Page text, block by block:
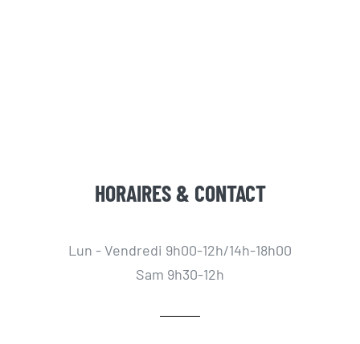
HORAIRES & CONTACT
Lun - Vendredi 9h00-12h/14h-18h00
Sam 9h30-12h